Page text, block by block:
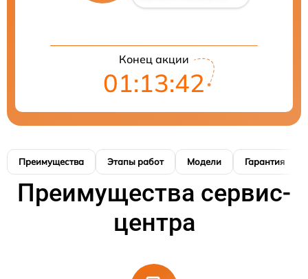
Конец акции
01:13:42
Преимущества Этапы работ Модели Гарантия
Преимущества сервис-
центра